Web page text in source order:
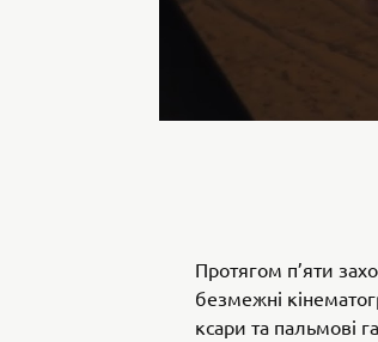
Протягом п’яти
безмежні
ксари та пальмові